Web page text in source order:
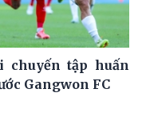
tập huấn
Gangwon FC